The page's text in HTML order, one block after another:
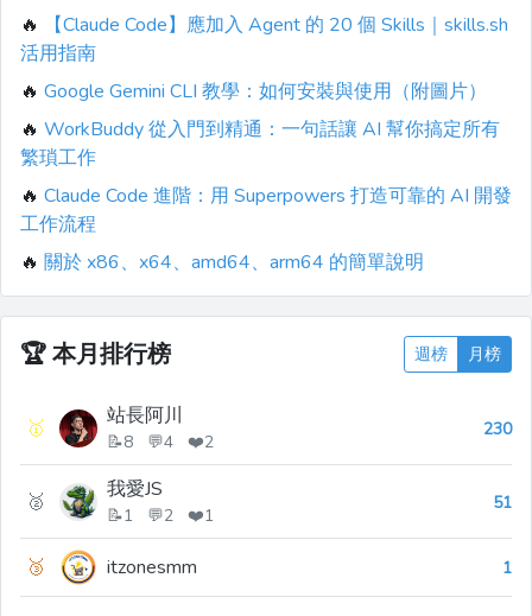
🔥
【Claude Code】應加入 Agent 的 20 個 Skills｜skills.sh
活用指南
🔥 Google Gemini CLI 教學：如何安裝與使用（附圖片）
🔥 WorkBuddy 從入門到精通：一句話讓 AI 幫你搞定所有
繁瑣工作
🔥 Claude Code 進階：用 Superpowers 打造可靠的 AI 開發
工作流程
🔥 關於 x86、x64、amd64、arm64 的簡單說明
🏆本月排行榜 週榜 月榜
🥇 站長阿川
📝8 💬4 ❤️2
230
🥈 我愛JS
📝1 💬2 ❤️1
51
🥉 itzonesmm 1